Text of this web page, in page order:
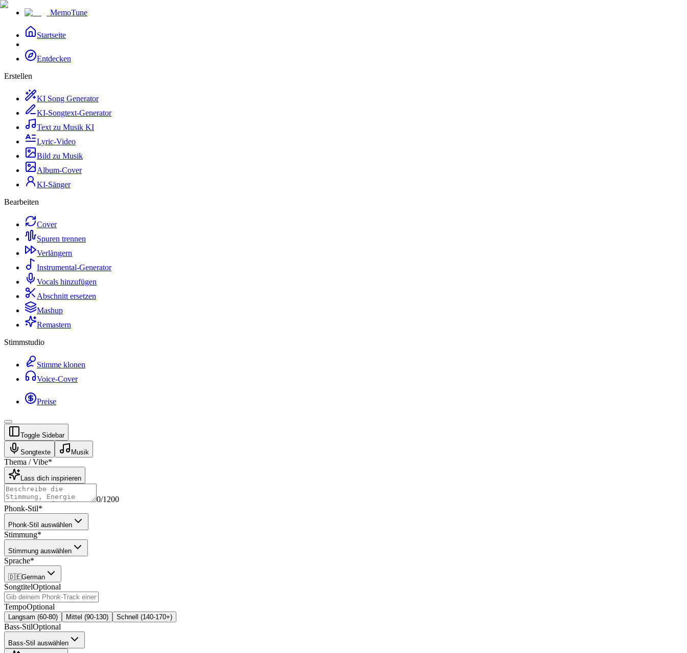
MemoTune
Startseite
Entdecken
Erstellen
KI Song Generator
KI-Songtext-Generator
Text zu Musik KI
Lyric-Video
Bild zu Musik
Album-Cover
KI-Sänger
Bearbeiten
Cover
Spuren trennen
Verlängern
Instrumental-Generator
Vocals hinzufügen
Abschnitt ersetzen
Mashup
Remastern
Stimmstudio
Stimme klonen
Voice-Cover
Preise
Toggle Sidebar
Songtexte Musik
Thema / Vibe*
Lass dich inspirieren
0/1200
Phonk-Stil*
Phonk-Stil auswählen
Stimmung*
Stimmung auswählen
Sprache*
🇩🇪German
SongtitelOptional
TempoOptional
Langsam (60-80) Mittel (90-130) Schnell (140-170+)
Bass-StilOptional
Bass-Stil auswählen